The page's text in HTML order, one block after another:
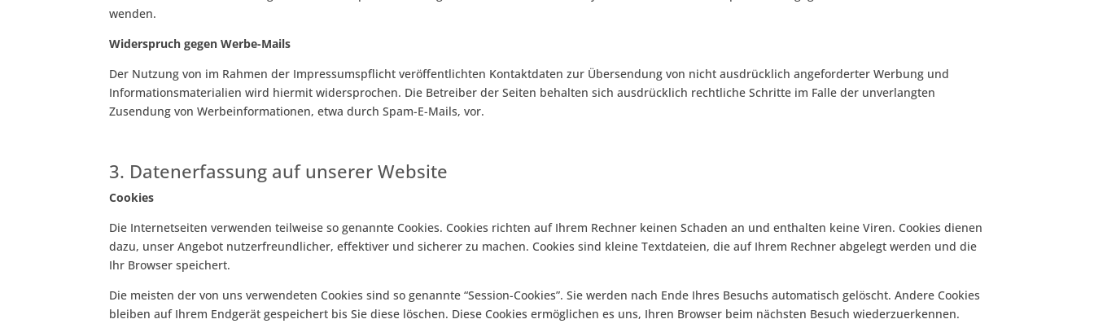
wenden.
Widerspruch gegen Werbe-Mails
Der Nutzung von im Rahmen der Impressumspflicht veröffentlichten Kontaktdaten zur Übersendung von nicht ausdrücklich angeforderter Werbung und
Informationsmaterialien wird hiermit widersprochen. Die Betreiber der Seiten behalten sich ausdrücklich rechtliche Schritte im Falle der unverlangten
Zusendung von Werbeinformationen, etwa durch Spam-E-Mails, vor.
3. Datenerfassung auf unserer Website
Cookies
Die Internetseiten verwenden teilweise so genannte Cookies. Cookies richten auf Ihrem Rechner keinen Schaden an und enthalten keine Viren. Cookies dienen
dazu, unser Angebot nutzerfreundlicher, effektiver und sicherer zu machen. Cookies sind kleine Textdateien, die auf Ihrem Rechner abgelegt werden und die
Ihr Browser speichert.
Die meisten der von uns verwendeten Cookies sind so genannte “Session-Cookies”. Sie werden nach Ende Ihres Besuchs automatisch gelöscht. Andere Cookies
bleiben auf Ihrem Endgerät gespeichert bis Sie diese löschen. Diese Cookies ermöglichen es uns, Ihren Browser beim nächsten Besuch wiederzuerkennen.